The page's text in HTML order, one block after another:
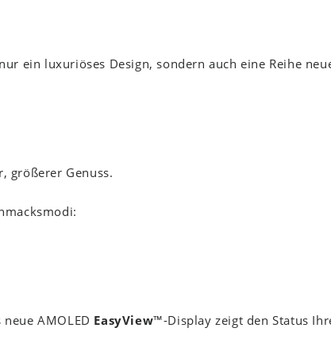
ein luxuriöses Design, sondern auch eine Reihe
größerer Genuss.
AMOLED EasyView™-Display zeigt den Status